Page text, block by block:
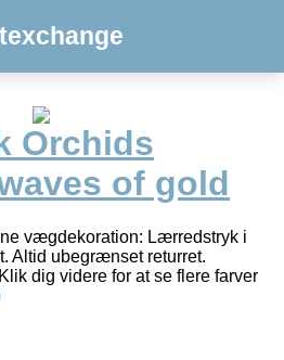
Orchids
of gold
vægdekoration: Lærredstryk i
Altid ubegrænset returret.
dig videre for at se flere farver